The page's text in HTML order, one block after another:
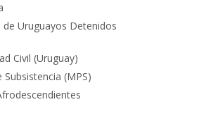
Uruguayos Detenidos
Civil (Uruguay)
(MPS)